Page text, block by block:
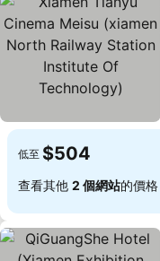
低至 $504
查看其他 2 個網站的價格